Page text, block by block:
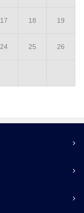
17 18 19
24 25 26